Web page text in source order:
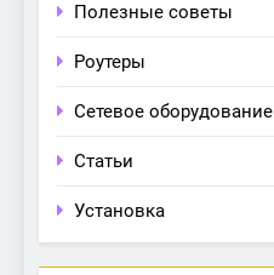
Полезные советы
Роутеры
Сетевое оборудование
Статьи
Установка